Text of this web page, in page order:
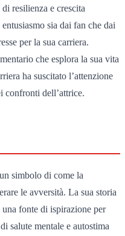
resilienza e crescita
sia dai fan che dai
per la sua carriera.
che esplora la sua vita
ha suscitato l’attenzione
confronti dell’attrice.
simbolo di come la
le avversità. La sua storia
una fonte di ispirazione per
salute mentale e autostima